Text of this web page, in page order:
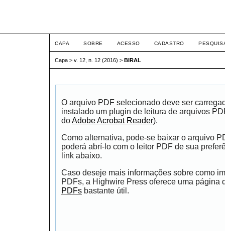
CAPA SOBRE ACESSO CADASTRO
Capa > v. 12, n. 12 (2016) > BIRAL
O arquivo PDF selecionado deve ser
instalado um plugin de leitura de arquivos
doAdobe Acrobat Reader).
Como alternativa, pode-se baixar o arquivo
poderá abrí-lo com o leitor PDF de sua
link abaixo.
Caso deseje mais informações sobre como
PDFs, a Highwire Press oferece uma página
PDFs bastante útil.